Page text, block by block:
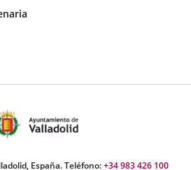
España. Teléfono:+34 983 426 100